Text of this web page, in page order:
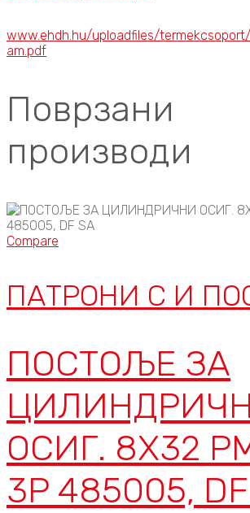
www.ehdh.hu/uploadfiles/
am.pdf
Поврзани
производи
Compare
ПАТРОНИ C И
ПОСТОЉЕ ЗА
ОСИГ. 8X32
3P 485005,